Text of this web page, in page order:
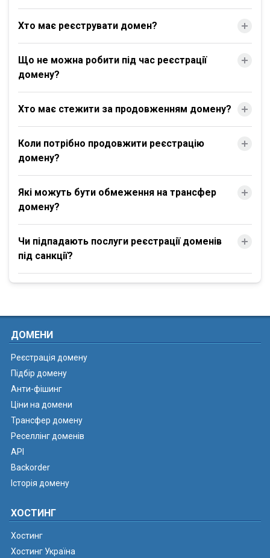
Хто має реєструвати домен?
Що не можна робити під час реєстрації
домену?
Хто має стежити за продовженням домену?
Коли потрібно продовжити реєстрацію
домену?
Які можуть бути обмеження на трансфер
домену?
Чи підпадають послуги реєстрації доменів
під санкції?
ДОМЕНИ
Реєстрація домену
Підбір домену
Анти-фішинг
Ціни на домени
Трансфер домену
Реселлінг доменів
API
Backorder
Історія домену
ХОСТИНГ
Хостинг
Хостинг Україна